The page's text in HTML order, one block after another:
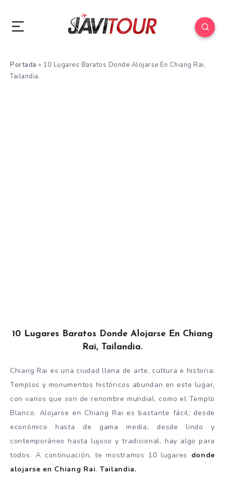
Portada » 10 Lugares Baratos Donde Alojarse En Chiang Rai,
Tailandia.
10 Lugares Baratos Donde Alojarse En Chiang
Rai, Tailandia.
Chiang Rai es una ciudad llena de arte, cultura e historia.
Templos y monumentos históricos abundan en este lugar,
con varios que son de renombre mundial, como el Templo
Blanco. Alojarse en Chiang Rai es bastante fácil; desde
económico hasta de gama media, desde lindo y
contemporáneo hasta lujoso y tradicional, hay algo para
todos. A continuación, te mostramos 10 lugares donde
alojarse en Chiang Rai, Tailandia.